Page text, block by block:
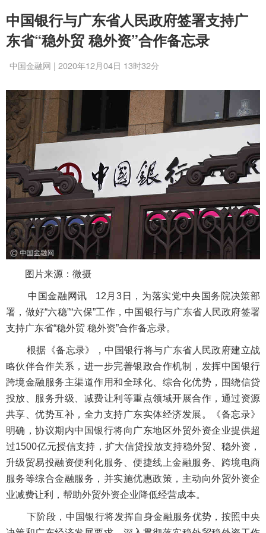
中国银行与广东省人民政府签署支持广
东省“稳外贸 稳外资”合作备忘录
中国金融网 | 2020年12月04日 13时32分
图片来源：微摄
中国金融网讯 12月3日，为落实党中央国务院决策部
署，做好“六稳”“六保”工作，中国银行与广东省人民政府签署
支持广东省“稳外贸 稳外资”合作备忘录。
根据《备忘录》，中国银行将与广东省人民政府建立战
略伙伴合作关系，进一步完善银政合作机制，发挥中国银行
跨境金融服务主渠道作用和全球化、综合化优势，围绕信贷
投放、服务升级、减费让利等重点领域开展合作，通过资源
共享、优势互补，全力支持广东实体经济发展。《备忘录》
明确，协议期内中国银行将向广东地区外贸外资企业提供超
过1500亿元授信支持，扩大信贷投放支持稳外贸、稳外资，
升级贸易投融资便利化服务、便捷线上金融服务、跨境电商
服务等综合金融服务，并实施优惠政策，主动向外贸外资企
业减费让利，帮助外贸外资企业降低经营成本。
下阶段，中国银行将发挥自身金融服务优势，按照中央